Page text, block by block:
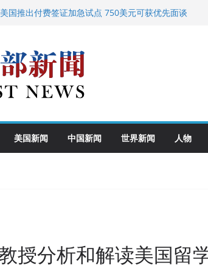
美国推出付费签证加急试点 750美元可获优先面谈
中国驻美国大使谢锋邀请美国老教师罗纳德·萨科尔斯基
广州市沉香协会会长周天明：让沉香有序走向世界
美国新闻 中国新闻 世界新闻 人物
授分析和解读美国留